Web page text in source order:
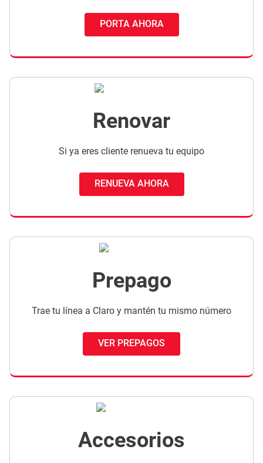
PORTA AHORA
Renovar
Si ya eres cliente renueva tu equipo
RENUEVA AHORA
Prepago
Trae tu línea a Claro y mantén tu mismo número
VER PREPAGOS
Accesorios